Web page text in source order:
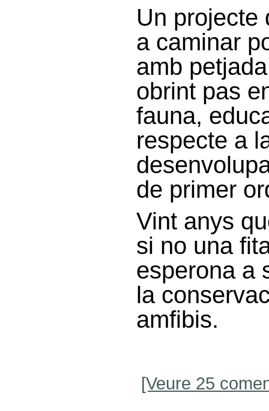
Un projecte
a caminar
amb
obrint pas
fauna,
respecte a
de primer
Vint anys
si no una
esperona a
la
amfibis.
[Veure 25